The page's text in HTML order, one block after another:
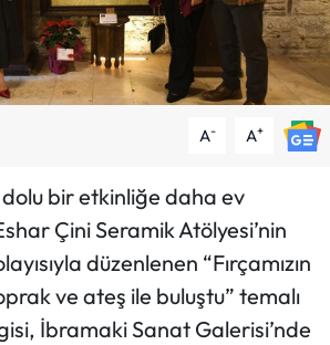
A- A+
bir etkinliğe daha ev
Çini Seramik Atölyesi’nin
düzenlenen “Fırçamızın
ve ateş ile buluştu” temalı
İbramaki Sanat Galerisi’nde